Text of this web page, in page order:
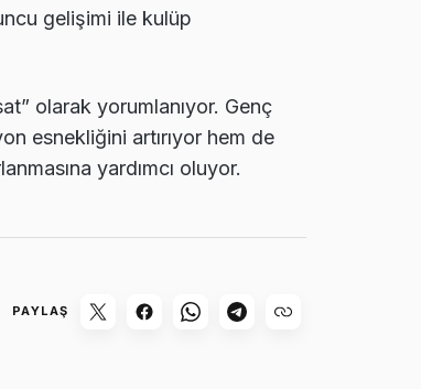
gelişimi ile kulüp
olarak yorumlanıyor. Genç
esnekliğini artırıyor hem de
yardımcı oluyor.
PAYLAŞ